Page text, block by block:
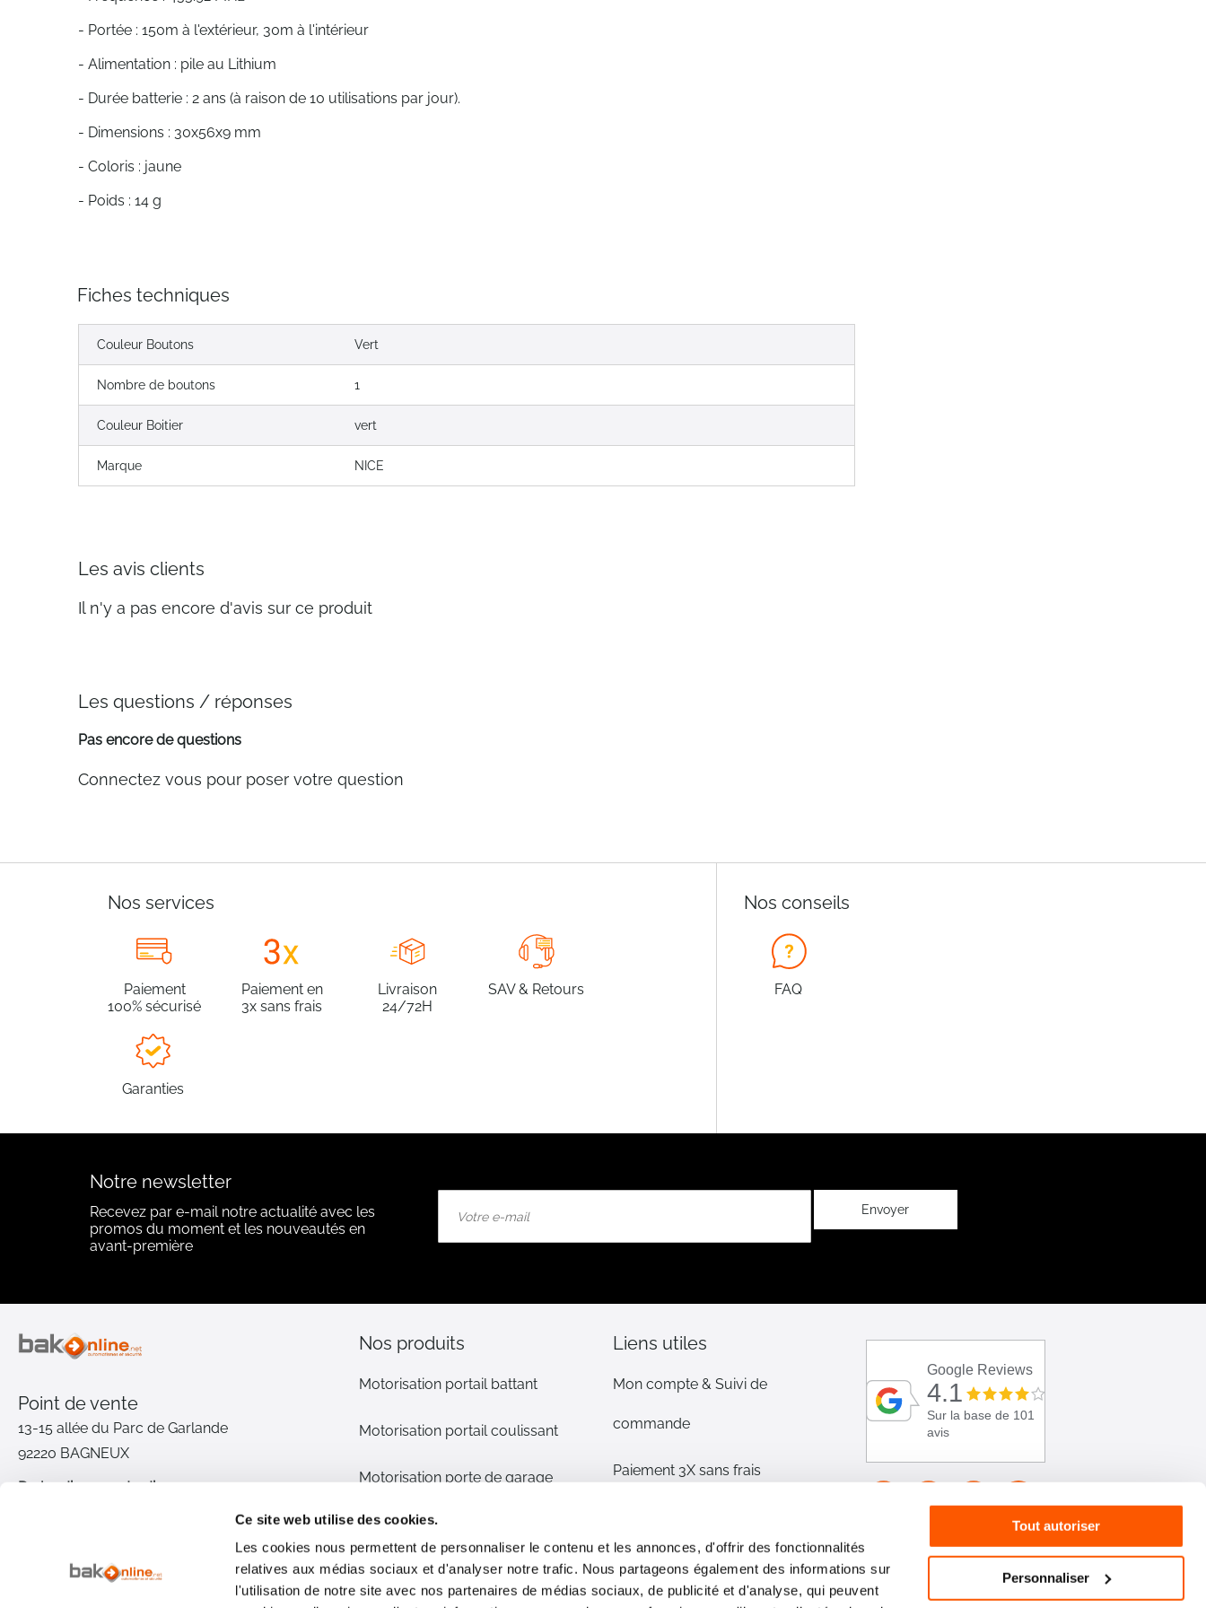
Ce site web utilise des cookies.
Les cookies nous permettent de personnaliser le contenu et les annonces, d'offrir des fonctionnalités
relatives aux médias sociaux et d'analyser notre trafic. Nous partageons également des informations sur
l'utilisation de notre site avec nos partenaires de médias sociaux, de publicité et d'analyse, qui peuvent
Tout autoriser
Personnaliser
- Portée : 150m à l'extérieur, 30m à l'intérieur
- Alimentation : pile au Lithium
- Durée batterie : 2 ans (à raison de 10 utilisations par jour).
- Dimensions : 30x56x9 mm
- Coloris : jaune
- Poids : 14 g
Fiches techniques
Couleur Boutons Vert
Nombre de boutons 1
Couleur Boitier vert
Marque NICE
Les avis clients
Il n'y a pas encore d'avis sur ce produit
Les questions / réponses
Pas encore de questions
Connectez vous pour poser votre question
Nos services
Paiement
100% sécurisé
Paiement en
3x sans frais
Livraison
24/72H
SAV & Retours
Garanties
Nos conseils
FAQ
Notre newsletter
Recevez par e-mail notre actualité avec les
promos du moment et les nouveautés en
avant-première
notre
:
Envoyer
Point de vente
13-15 allée du Parc de Garlande
92220 BAGNEUX
Du lundi au vendredi
01 46 72 30 00
Nos produits
Motorisation portail battant
Motorisation portail coulissant
Motorisation porte de garage
Motorisation volet
Pièces détachées
Liens utiles
Mon compte & Suivi de
commande
Paiement 3X sans frais
CGV
Google Reviews
4.1
Sur la base de 101
avis